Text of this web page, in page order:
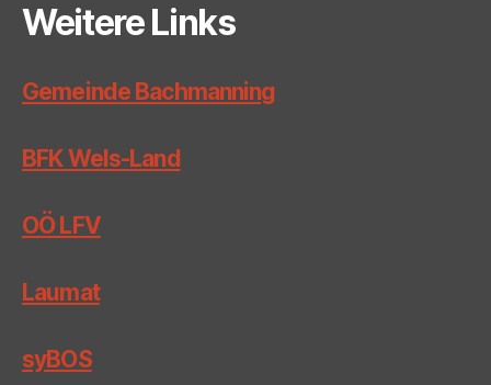
Weitere Links
Gemeinde Bachmanning
BFK Wels-Land
OÖ LFV
Laumat
syBOS